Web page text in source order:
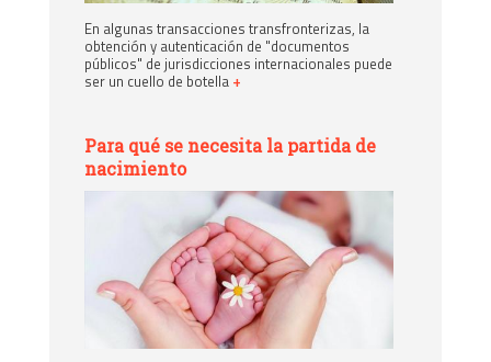
En algunas transacciones transfronterizas, la
obtención y autenticación de "documentos
públicos" de jurisdicciones internacionales puede
ser un cuello de botella +
Para qué se necesita la partida de
nacimiento